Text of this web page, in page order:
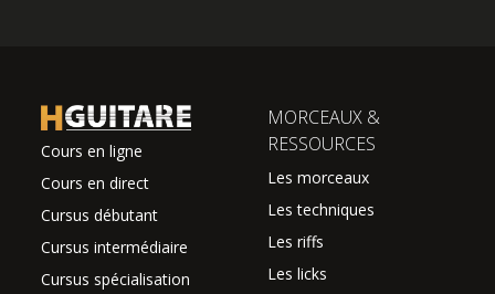
Cours en ligne
Cours en direct
Cursus débutant
Cursus intermédiaire
Cursus spécialisation
MORCEAUX &
RESSOURCES
Les morceaux
Les techniques
Les riffs
Les licks